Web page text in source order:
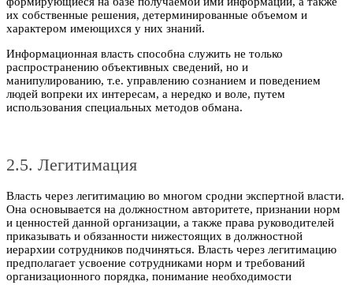
их собственные решения, детерминированные объемом и
характером имеющихся у них знаний.
Информационная власть способна служить не только
распространению объективных сведений, но и
манипулированию, т.е. управлению сознанием и поведением
людей вопреки их интересам, а нередко и воле, путем
использования специальных методов обмана.
2.5. Легитимация
Власть через легитимацию во многом сродни экспертной власти.
Она основывается на должностном авторитете, признании норм
и ценностей данной организации, а также права руководителей
приказывать и обязанности нижестоящих в должностной
иерархии сотрудников подчиняться. Власть через легитимацию
предполагает усвоение сотрудниками норм и требований
организационного порядка, понимание необходимости